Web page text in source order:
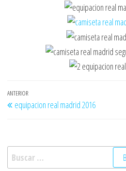
Navegación
de
Entrada
anterior
ANTERIOR
equipacion real madrid 2016
Buscar: